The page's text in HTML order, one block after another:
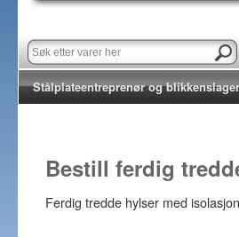
Stålplateentreprenør og blikkenslager
Bestill ferdig
Ferdig tredde hylser med